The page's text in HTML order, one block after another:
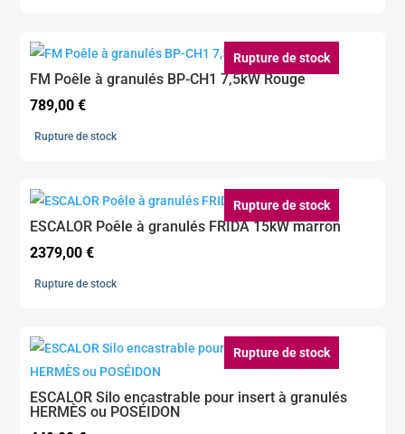
1348,20 €.
939,00 €.Rupture de stock
FM Poêle à granulés BP-CH1 7,5kW Rouge
789,00€
Rupture de stock
Rupture de stock
ESCALOR Poêle à granulés FRIDA 15kW marron
2379,00€
Rupture de stock
Rupture de stock
ESCALOR Silo encastrable pour insert à granulés
HERMÈS ou POSÉIDON